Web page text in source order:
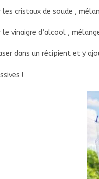
cristaux de soude ,
vinaigre d’alcool ,
dans un récipient et y
!